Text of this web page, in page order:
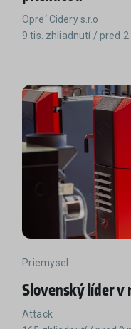
Opre‘ Cidery s.r.o.
9 tis. zhliadnutí / pred 2
Priemysel
Slovenský líder v
Attack